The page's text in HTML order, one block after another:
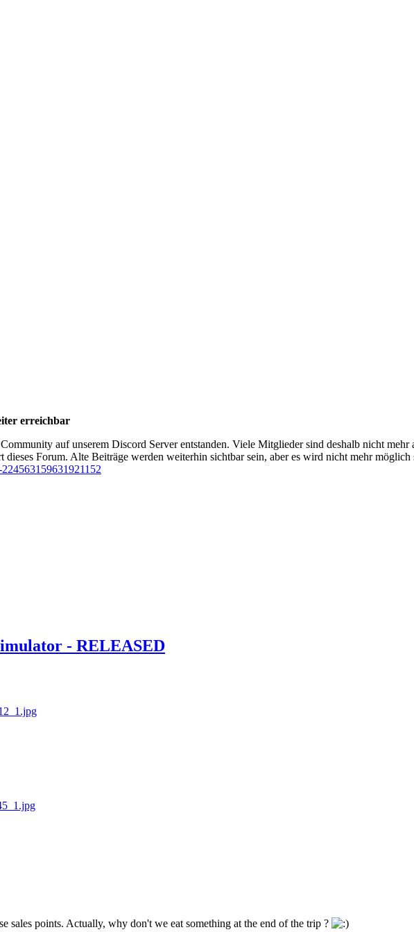
erreichbar
auf unserem Discord Server entstanden. Viele Mitglieder sind deshalb nicht
dieses Forum. Alte Beiträge werden weiterhin sichtbar sein, aber es wird nicht mehr
- RELEASED
sales points. Actually, why don't we eat something at the end of the trip ?